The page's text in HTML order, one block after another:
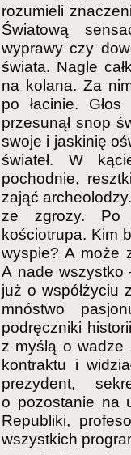
rozumieli
Światową
wyprawy czy
świata. Nagle
na kolana. Za
po łacinie.
przesunął snop
swoje i jaskinię
świateł. W
pochodnie,
zająć
ze zgrozy. Po
kościotrupa. Kim
wyspie? A może
A nade wszystko
już o współżyciu
mnóstwo
podręczniki
z myślą o wadze
kontraktu i
prezydent,
o pozostanie na
Republiki,
wszystkich